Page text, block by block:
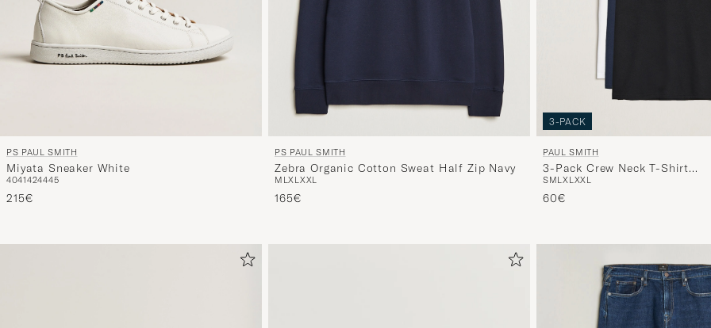
PS PAUL SMITH
Miyata Sneaker White
4041424445
215€
PS PAUL SMITH
Zebra Organic Cotton Sweat Half Zip Navy
M LXLXXL
165€
3-PACK
PAUL SMITH
3-Pack Crew Neck T-Shirt
Black/Navy/White
SMLXLXXL
60€